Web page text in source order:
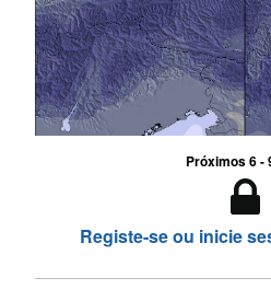
Próximos 6 -
Registe-se ou inicie